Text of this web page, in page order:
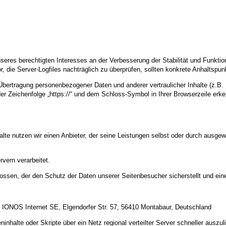
berechtigten Interesses an der Verbesserung der Stabilität und
die Server-Logfiles nachträglich zu überprüfen, sollten konkrete
personenbezogener Daten und anderer vertraulicher Inhalte
Zeichenfolge „https://“ und dem Schloss-Symbol in Ihrer Browserzeile
nutzen wir einen Anbieter, der seine Leistungen selbst oder durch
verarbeitet.
der den Schutz der Daten unserer Seitenbesucher sicherstellt und
Internet SE, Elgendorfer Str. 57, 56410 Montabaur, Deutschland
oder Skripte über ein Netz regional verteilter Server schneller